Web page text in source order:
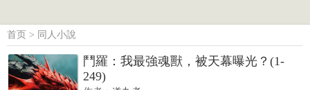
首页 > 同人小說
鬥羅：我最強魂獸，被天幕曝光？(1-
249)